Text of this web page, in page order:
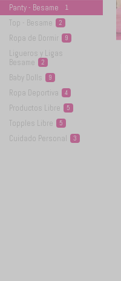
Panty - Besame 1
Top - Besame 2
Ropa de Dormir 9
Ligueros y Ligas
Besame
2
Baby Dolls 9
Ropa Deportiva 4
Productos Libre 5
Topples Libre 5
Cuidado Personal 3